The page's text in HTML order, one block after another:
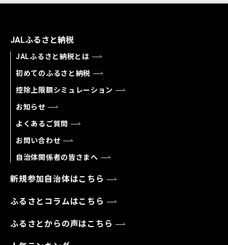
JALふるさと納税
JALふるさと納税とは
初めてのふるさと納税
控除上限額シミュレーション
お知らせ
よくあるご質問
お問い合わせ
自治体関係者の皆さまへ
新規参加自治体はこちら
ふるさとコラムはこちら
ふるさとからの声はこちら